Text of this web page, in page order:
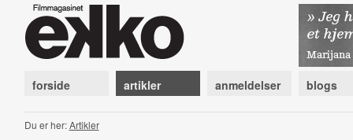
forside artikler anmeldelser blogs
Du er her:Artikler